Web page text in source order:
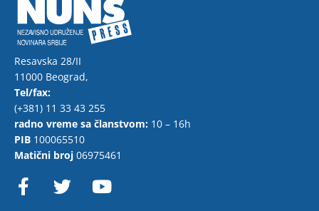
Resavska 28/II
11000 Beograd,
Tel/fax:
(+381) 11 33 43 255
radno vreme sa članstvom: 10 – 16h
PIB 100065510
Matični broj 06975461
F
a w o